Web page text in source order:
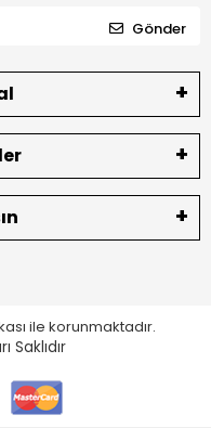
Gönder
ile korunmaktadır.
Saklıdır